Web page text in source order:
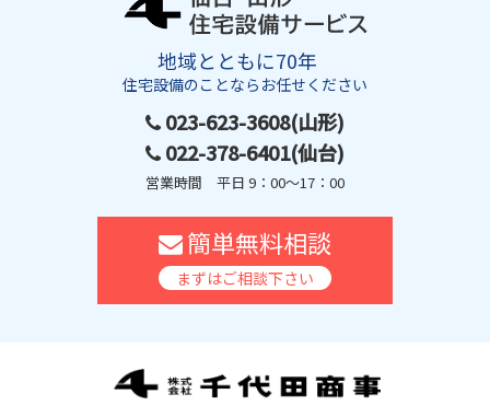
地域とともに70年
住宅設備のことならお任せください
023-623-3608(山形)
022-378-6401(仙台)
営業時間 平日 9：00～17：00
簡単無料相談
まずはご相談下さい